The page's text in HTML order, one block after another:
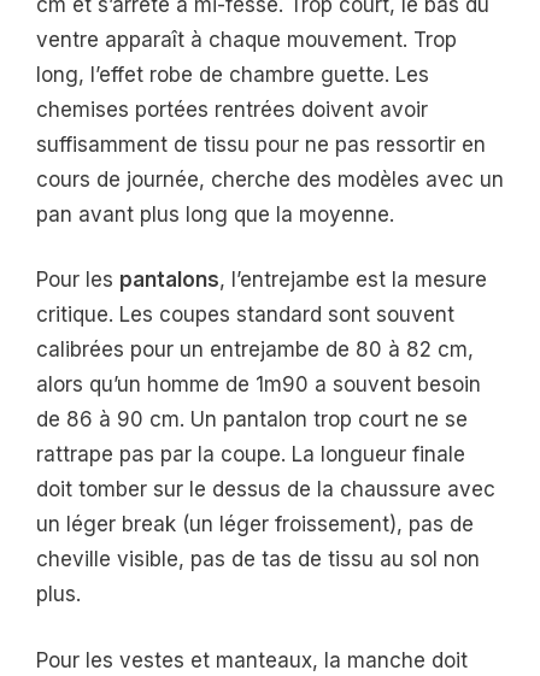
ventre apparaît à chaque mouvement. Trop
long, l’effet robe de chambre guette. Les
chemises portées rentrées doivent avoir
suffisamment de tissu pour ne pas ressortir en
cours de journée, cherche des modèles avec un
pan avant plus long que la moyenne.
Pour les pantalons, l’entrejambe est la mesure
critique. Les coupes standard sont souvent
calibrées pour un entrejambe de 80 à 82 cm,
alors qu’un homme de 1m90 a souvent besoin
de 86 à 90 cm. Un pantalon trop court ne se
rattrape pas par la coupe. La longueur finale
doit tomber sur le dessus de la chaussure avec
un léger break (un léger froissement), pas de
cheville visible, pas de tas de tissu au sol non
plus.
Pour les vestes et manteaux, la manche doit